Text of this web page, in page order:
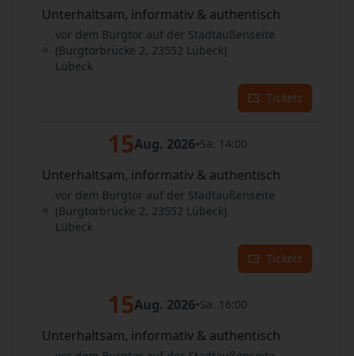
Unterhaltsam, informativ & authentisch
vor dem Burgtor auf der Stadtaußenseite
(Burgtorbrücke 2, 23552 Lübeck)
Lübeck
Tickets
15Aug. 2026•Sa. 14:00
Unterhaltsam, informativ & authentisch
vor dem Burgtor auf der Stadtaußenseite
(Burgtorbrücke 2, 23552 Lübeck)
Lübeck
Tickets
15Aug. 2026•Sa. 16:00
Unterhaltsam, informativ & authentisch